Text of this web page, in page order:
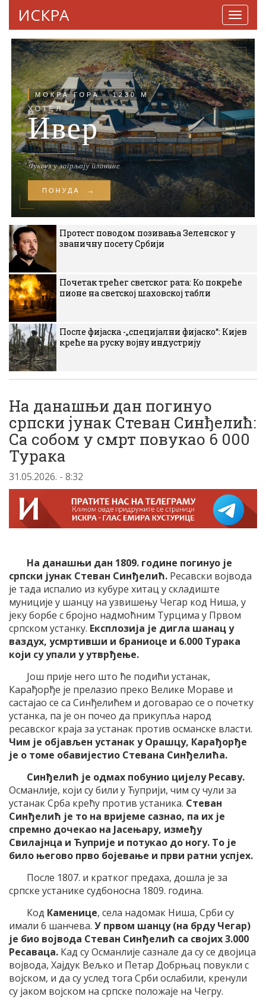
ИСКРА
Протест поводом позивања Зеленског у
званичну посету Србији
Почетак трећег светског рата: Ко покреће
пионе на светској шаховској табли
После фијаска -„специјални фијаско“: Кијев
креће на руску војну индустрију
На данашњи дан погинуо
српски јунак Стеван Синђелић:
Са собом у смрт повукао 6 000
Турака
31.05.2026. - 8:32
На данашњи дан 1809. године погинуо је
српски јунак Стеван Синђелић. Ресавски војвода
је тада испалио из кубуре хитац у складиште
муниције у шанцу на узвишењу Чегар код Ниша, у
јеку борбе с бројно надмоћним Турцима у Првом
српском устанку. Експлозија је дигла шанац у
ваздух, усмртивши и браниоце и 6.000 Турака
који су упали у утврђење.
Још прије него што ће подићи устанак,
Карађорђе је прелазио преко Велике Мораве и
састајао се са Синђелићем и договарао се о почетку
устанка, па је он почео да прикупља народ
ресавског краја за устанак против османске власти.
Чим је објављен устанак у Орашцу, Карађорђе
је о томе обавијестио Стевана Синђелића.
Синђелић је одмах побунио цијелу Ресаву.
Османлије, који су били у Ћуприји, чим су чули за
устанак Срба крећу против устаника. Стеван
Синђелић је то на вријеме сазнао, па их је
спремно дочекао на Јасењару, између
Свилајнца и Ћуприје и потукао до ногу. То је
било његово прво бојевање и први ратни успјех.
После 1807. и кратког предаха, дошла је за
српске устанике судбоносна 1809. година.
Код Каменице, села надомак Ниша, Срби су
имали 6 шанчева. У првом шанцу (на брду Чегар)
је био војвода Стеван Синђелић са својих 3.000
Ресаваца. Кад су Османлије сазнале да су се двојица
војвода, Хајдук Вељко и Петар Добрњац повукли с
војском, и да су услед тога Срби ослабили, кренули
су јаком војском на српске положаје на Чегру.